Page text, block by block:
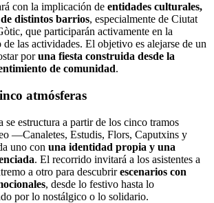
con la implicación de entidades culturales,
de distintos barrios, especialmente de Ciutat
que participarán activamente en la
las actividades. El objetivo es alejarse de un
poruna fiesta construida desde la
de comunidad.
atmósferas
se estructura a partir de los cinco tramos
—Canaletes, Estudis, Flors, Caputxins y
uno con una identidad propia y una
. El recorrido invitará a los asistentes a
a otro para descubrirescenarios con
, desde lo festivo hasta lo
por lo nostálgico o lo solidario.